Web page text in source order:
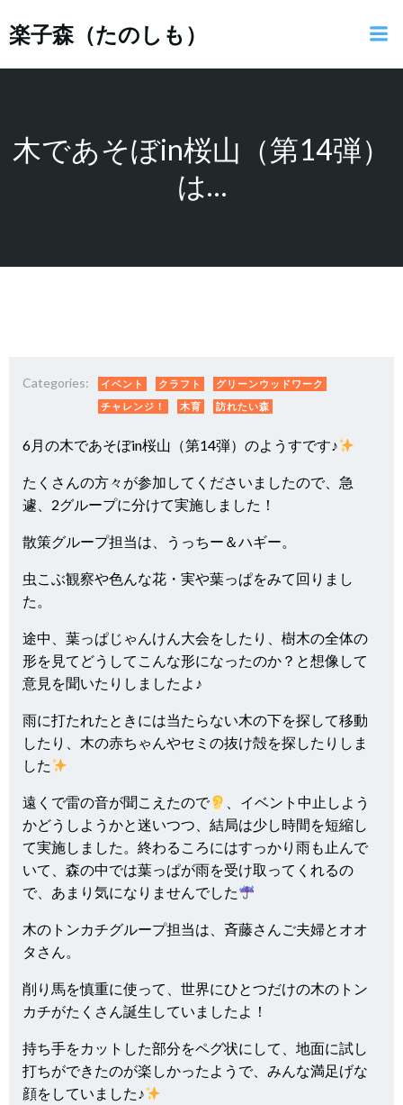
ン
ス
キ
ッ
プ
楽子森（たのしも）
木であそぼin桜山（第14弾）
は…
Categories: イベント クラフト
グリーンウッドワーク
チャレンジ！
木育 訪れたい森
6月の木であそぼin桜山（第14弾）のようすです♪
たくさんの方々が参加してくださいましたので、急
遽、2グループに分けて実施しました！
散策グループ担当は、うっちー＆ハギー。
虫こぶ観察や色んな花・実や葉っぱをみて回りまし
た。
途中、葉っぱじゃんけん大会をしたり、樹木の全体の
形を見てどうしてこんな形になったのか？と想像して
意見を聞いたりしましたよ♪
雨に打たれたときには当たらない木の下を探して移動
したり、木の赤ちゃんやセミの抜け殻を探したりしま
した
遠くで雷の音が聞こえたので
、イベント中止しよう
かどうしようかと迷いつつ、結局は少し時間を短縮し
て実施しました。終わるころにはすっかり雨も止んで
いて、森の中では葉っぱが雨を受け取ってくれるの
で、あまり気になりませんでした
木のトンカチグループ担当は、斉藤さんご夫婦とオオ
タさん。
削り馬を慎重に使って、世界にひとつだけの木のトン
カチがたくさん誕生していましたよ！
持ち手をカットした部分をペグ状にして、地面に試し
打ちができたのが楽しかったようで、みんな満足げな
顔をしていました♪